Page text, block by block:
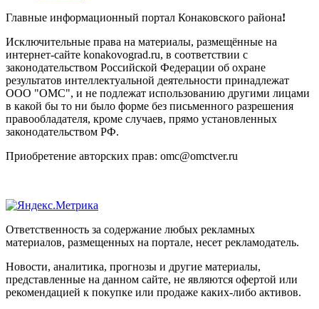
Главные информационный портал Конаковского района!
Исключительные права на материалы, размещённые на
интернет-сайте konakovograd.ru, в соответствии с
законодательством Российской Федерации об охране
результатов интеллектуальной деятельности принадлежат
ООО "ОМС", и не подлежат использованию другими лицами
в какой бы то ни было форме без письменного разрешения
правообладателя, кроме случаев, прямо установленных
законодательством РФ.
Приобретение авторских прав: omc@omctver.ru
Ответственность за содержание любых рекламных
материалов, размещенных на портале, несет рекламодатель.
Новости, аналитика, прогнозы и другие материалы,
представленные на данном сайте, не являются офертой или
рекомендацией к покупке или продаже каких-либо активов.